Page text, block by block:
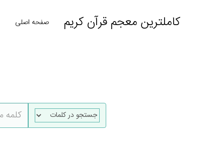
کاملترین معجم قرآن کریم صفحه اصلی